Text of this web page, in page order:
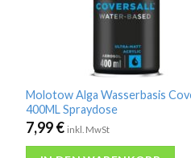
Molotow Alga Wasserbasis
400ML Spraydose
7,99€ inkl. MwSt